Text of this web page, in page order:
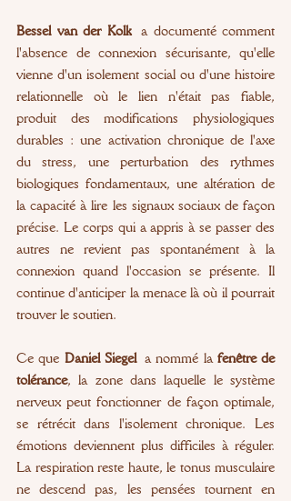
Bessel van der Kolk a documenté comment
l'absence de connexion sécurisante, qu'elle
vienne d'un isolement social ou d'une histoire
relationnelle où le lien n'était pas fiable,
produit des modifications physiologiques
durables : une activation chronique de l'axe
du stress, une perturbation des rythmes
biologiques fondamentaux, une altération de
la capacité à lire les signaux sociaux de façon
précise. Le corps qui a appris à se passer des
autres ne revient pas spontanément à la
connexion quand l'occasion se présente. Il
continue d'anticiper la menace là où il pourrait
trouver le soutien.
Ce que Daniel Siegel a nommé la fenêtre de
tolérance, la zone dans laquelle le système
nerveux peut fonctionner de façon optimale,
se rétrécit dans l'isolement chronique. Les
émotions deviennent plus difficiles à réguler.
La respiration reste haute, le tonus musculaire
ne descend pas, les pensées tournent en